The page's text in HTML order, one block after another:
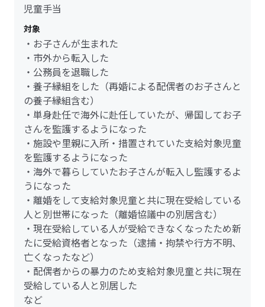
児童手当
対象
・お子さんが生まれた
・市外から転入した
・公務員を退職した
・養子縁組をした（再婚による配偶者のお子さんと
の養子縁組含む）
・単身赴任で海外に赴任していたが、帰国してお子
さんを監護するようになった
・施設や里親に入所・措置されていた支給対象児童
を監護するようになった
・海外で暮らしていたお子さんが転入し監護するよ
うになった
・離婚をして支給対象児童と共に現在受給している
人と別世帯になった（離婚協議中の別居含む）
・現在受給している人が受給できなくなったため新
たに受給資格者となった（逮捕・拘禁や行方不明、
亡くなったなど）
・配偶者からの暴力のため支給対象児童と共に現在
受給している人と別居した
など